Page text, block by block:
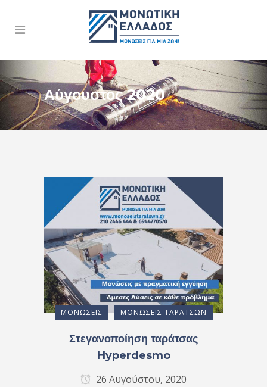
Αύγουστος 2020
ΜΟΝΏΣΕΙΣ ΜΟΝΏΣΕΙΣ ΤΑΡΑΤΣΏΝ
Στεγανοποίηση ταράτσας
Hyperdesmo
26 Αυγούστου, 2020